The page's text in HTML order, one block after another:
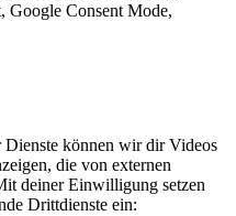
Google Consent Mode,
Dienste können wir dir Videos
die von externen
deiner Einwilligung setzen
Drittdienste ein: